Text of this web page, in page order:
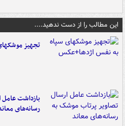
این مطالب را از دست ندهید....
تجهیز
بازداشت
رسانه‌های